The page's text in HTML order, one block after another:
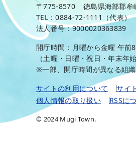
〒775-8570
徳島県海部郡
TEL：0884-72-1111（代表）
法人番号：9000020363839
開庁時間：月曜から金曜 午
（土曜・日曜・祝日・年末年
※一部、開庁時間が異なる組
サイトの利用について
サイ
個人情報の取り扱い
RSSに
© 2024 Mugi Town.